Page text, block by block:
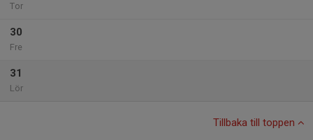
Tor
30
Fre
31
Lör
Tillbaka till toppen